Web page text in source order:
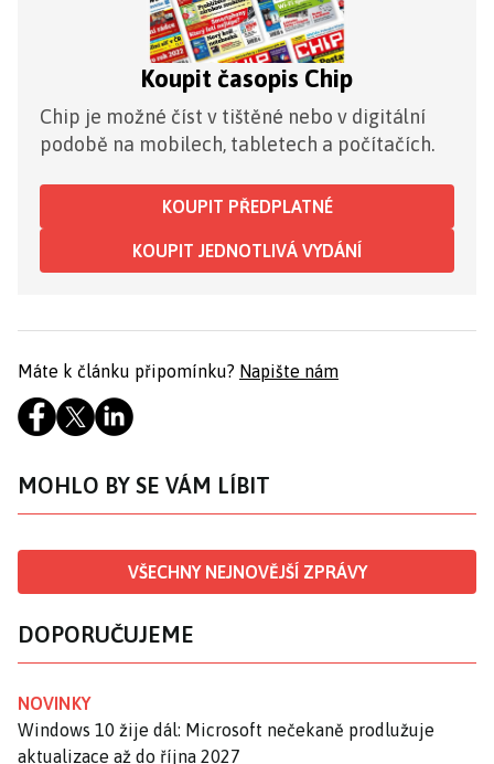
Koupit časopis Chip
Chip je možné číst v tištěné nebo v digitální
podobě na mobilech, tabletech a počítačích.
KOUPIT PŘEDPLATNÉ
KOUPIT JEDNOTLIVÁ VYDÁNÍ
Máte k článku připomínku? Napište nám
MOHLO BY SE VÁM LÍBIT
VŠECHNY NEJNOVĚJŠÍ ZPRÁVY
DOPORUČUJEME
NOVINKY
Windows 10 žije dál: Microsoft nečekaně prodlužuje
aktualizace až do října 2027